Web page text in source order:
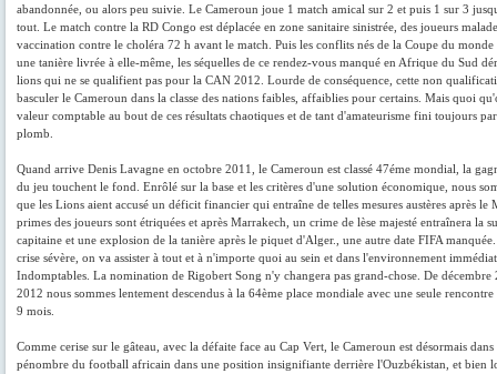
abandonnée, ou alors peu suivie. Le Cameroun joue 1 match amical sur 2 et puis 1 sur 3
tout. Le match contre la RD Congo est déplacée en zone sanitaire sinistrée, des joueurs
vaccination contre le choléra 72 h avant le match. Puis les conflits nés de la Coupe du monde
une tanière livrée à elle-même, les séquelles de ce rendez-vous manqué en Afrique du Sud
lions qui ne se qualifient pas pour la CAN 2012. Lourde de conséquence, cette non
basculer le Cameroun dans la classe des nations faibles, affaiblies pour certains. Mais quoi
valeur comptable au bout de ces résultats chaotiques et de tant d'amateurisme fini toujours
plomb.
Quand arrive Denis Lavagne en octobre 2011, le Cameroun est classé 47éme mondial, la
du jeu touchent le fond. Enrôlé sur la base et les critères d'une solution économique, nous
que les Lions aient accusé un déficit financier qui entraîne de telles mesures austères après le
primes des joueurs sont étriquées et après Marrakech, un crime de lèse majesté entraînera la
capitaine et une explosion de la tanière après le piquet d'Alger., une autre date FIFA
crise sévère, on va assister à tout et à n'importe quoi au sein et dans l'environnement
Indomptables. La nomination de Rigobert Song n'y changera pas grand-chose. De décembre
2012 nous sommes lentement descendus à la 64ème place mondiale avec une seule rencontre
9 mois.
Comme cerise sur le gâteau, avec la défaite face au Cap Vert, le Cameroun est désormais dans
pénombre du football africain dans une position insignifiante derrière l'Ouzbékistan, et bien